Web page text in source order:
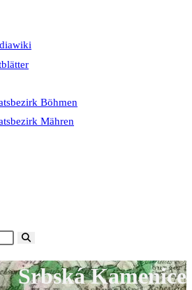
Böhmen
Mähren
Srbská Kamenice